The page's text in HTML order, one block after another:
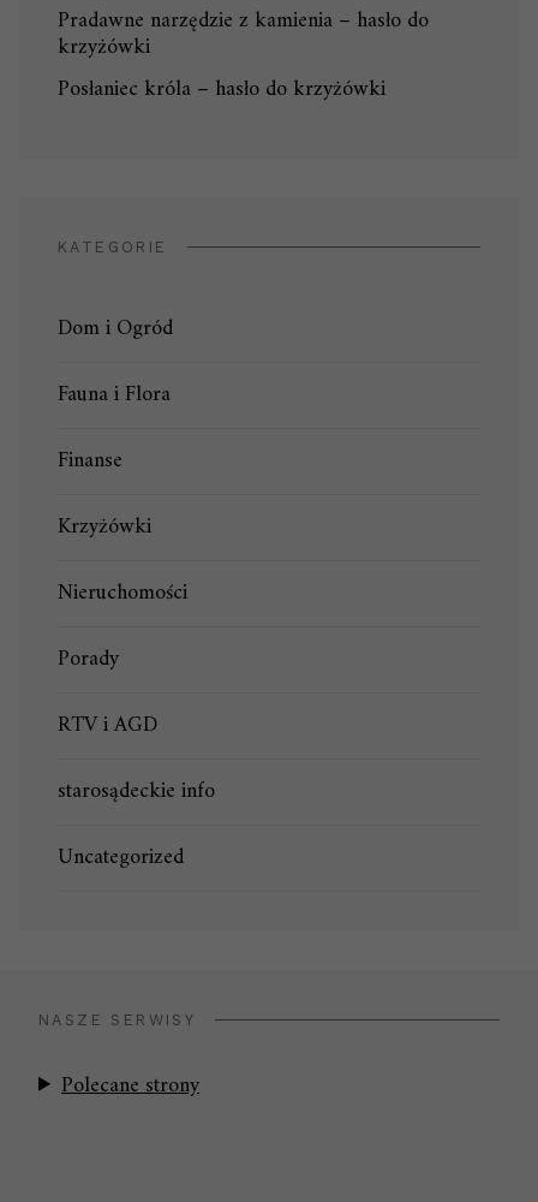
Pradawne narzędzie z kamienia – hasło do
krzyżówki
Posłaniec króla – hasło do krzyżówki
KATEGORIE
Dom i Ogród
Fauna i Flora
Finanse
Krzyżówki
Nieruchomości
Porady
RTV i AGD
starosądeckie info
Uncategorized
NASZE SERWISY
Polecane strony